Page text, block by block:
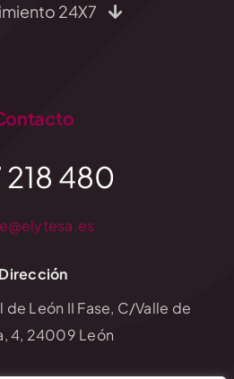
24X7
218 480
Dirección
León II Fase, C/Valle de
4, 24009 León